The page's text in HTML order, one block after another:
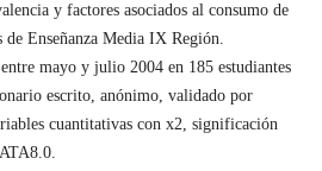
y factores asociados al consumo de
de Enseñanza Media IX Región.
mayo y julio 2004 en 185 estudiantes
escrito, anónimo, validado por
cuantitativas con x2, significación